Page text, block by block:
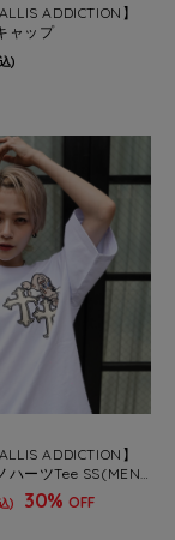
ADDICTION】
ャップ
)
ADDICTION】
ハーツTee SS(MEN
) 30% OFF